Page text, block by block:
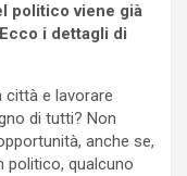
politico viene già
i dettagli di
città e lavorare
di tutti? Non
anche se,
politico, qualcuno